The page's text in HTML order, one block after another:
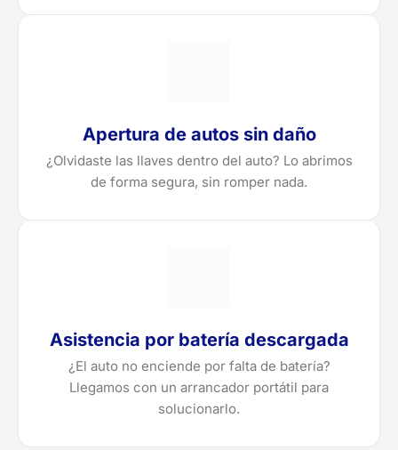
Apertura de autos sin daño
¿Olvidaste las llaves dentro del auto? Lo abrimos
de forma segura, sin romper nada.
Asistencia por batería descargada
¿El auto no enciende por falta de batería?
Llegamos con un arrancador portátil para
solucionarlo.